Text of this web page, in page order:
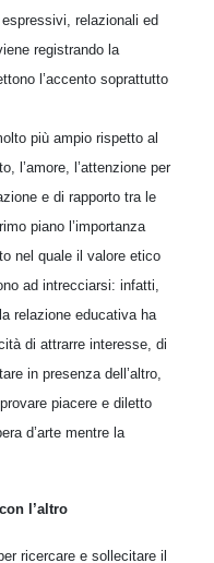
relazionali ed
registrando la
l’accento soprattutto
più ampio rispetto al
l’amore, l’attenzione per
e di rapporto tra le
piano l’importanza
nel quale il valore etico
ad intrecciarsi: infatti,
relazione educativa ha
di attrarre interesse, di
in presenza dell’altro,
piacere e diletto
d’arte mentre la
l’altro
ricercare e sollecitare il